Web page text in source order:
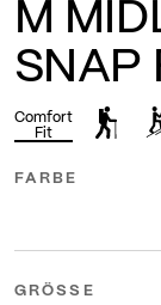
SNAP
Comfort
Fit
FARBE
GRÖSSE